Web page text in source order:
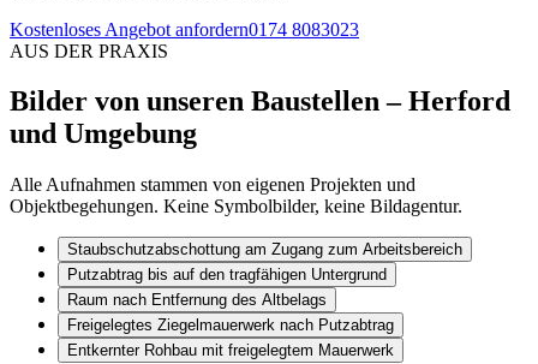
Kostenloses Angebot anfordern0174 8083023
AUS DER PRAXIS
Bilder von unseren Baustellen– Herford
und Umgebung
Alle Aufnahmen stammen von eigenen Projekten und
Objektbegehungen. Keine Symbolbilder, keine Bildagentur.
Staubschutzabschottung am Zugang zum Arbeitsbereich
Putzabtrag bis auf den tragfähigen Untergrund
Raum nach Entfernung des Altbelags
Freigelegtes Ziegelmauerwerk nach Putzabtrag
Entkernter Rohbau mit freigelegtem Mauerwerk